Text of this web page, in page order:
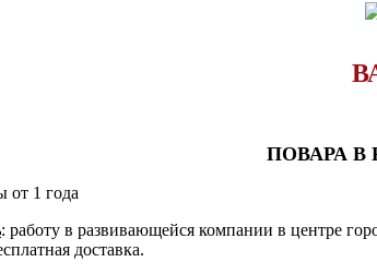
ПОВАРА В
от 1 года
: работу в развивающейся компании в центре
доставка.